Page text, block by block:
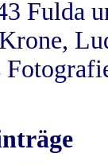
Fulda